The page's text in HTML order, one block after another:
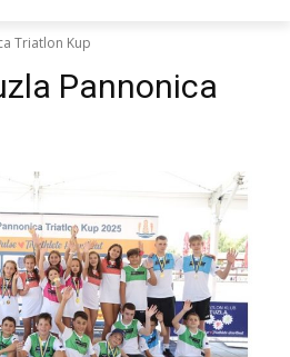
Triatlon Kup
Pannonica